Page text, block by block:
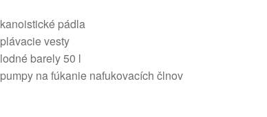
kanoistické pádla
plávacie vesty
lodné barely 50 l
pumpy na fúkanie nafukovacích člnov